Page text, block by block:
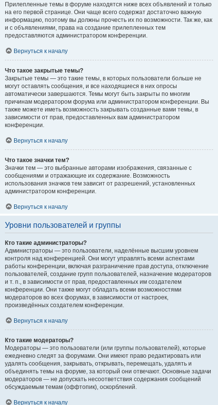
Прилепленные темы в форуме находятся ниже всех объявлений и только
на его первой странице. Они чаще всего содержат достаточно важную
информацию, поэтому вы должны прочесть их по возможности. Так же, как
и с объявлениями, права на создание прилепленных тем
предоставляются администратором конференции.
Вернуться к началу
Что такое закрытые темы?
Закрытые темы — это такие темы, в которых пользователи больше не
могут оставлять сообщения, и все находящиеся в них опросы
автоматически завершаются. Темы могут быть закрыты по многим
причинам модератором форума или администратором конференции. Вы
также можете иметь возможность закрывать созданные вами темы, в
зависимости от прав, предоставленных вам администратором
конференции.
Вернуться к началу
Что такое значки тем?
Значки тем — это выбранные авторами изображения, связанные с
сообщениями и отражающие их содержание. Возможность
использования значков тем зависит от разрешений, установленных
администратором конференции.
Вернуться к началу
Уровни пользователей и группы
Кто такие администраторы?
Администраторы — это пользователи, наделённые высшим уровнем
контроля над конференцией. Они могут управлять всеми аспектами
работы конференции, включая разграничение прав доступа, отключение
пользователей, создание групп пользователей, назначение модераторов
и т. п., в зависимости от прав, предоставленных им создателем
конференции. Они также могут обладать всеми возможностями
модераторов во всех форумах, в зависимости от настроек,
произведённых создателем конференции.
Вернуться к началу
Кто такие модераторы?
Модераторы — это пользователи (или группы пользователей), которые
ежедневно следят за форумами. Они имеют право редактировать или
удалять сообщения, закрывать, открывать, перемещать, удалять и
объединять темы на форуме, за который они отвечают. Основные задачи
модераторов — не допускать несоответствия содержания сообщений
обсуждаемым темам (оффтопик), оскорблений.
Вернуться к началу